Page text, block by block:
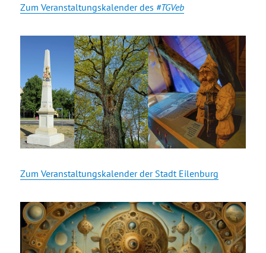
Zum Veranstaltungskalender des #TGVeb
Zum Veranstaltungskalender der Stadt Eilenburg